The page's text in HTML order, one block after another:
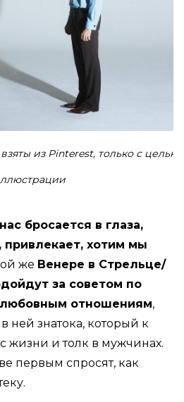
из Pinterest, только с целью
бросается в глаза,
привлекает, хотим мы
же Венере в Стрельце/
за советом по
любовным отношениям,
ней знатока, который к
жизни и толк в мужчинах.
первым спросят, как